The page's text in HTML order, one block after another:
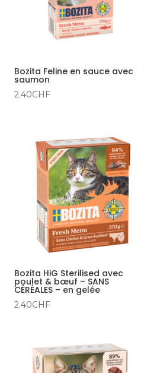
Bozita Feline en sauce avec
saumon
2.40CHF
Bozita HiG Sterilised avec
poulet & bœuf – SANS
CÉRÉALES – en gelée
2.40CHF